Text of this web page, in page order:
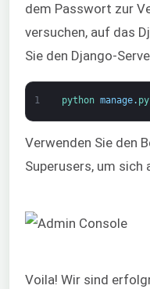
dem Passwort zur
versuchen, auf das
Sie den Django-
1 python manage. py
Verwenden Sie den
Superusers, um sich
Voila! Wir sind